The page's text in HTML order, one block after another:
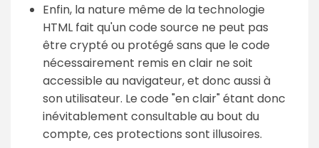
Enfin, la nature même de la technologie
HTML fait qu'un code source ne peut pas
être crypté ou protégé sans que le code
nécessairement remis en clair ne soit
accessible au navigateur, et donc aussi à
son utilisateur. Le code "en clair" étant donc
inévitablement consultable au bout du
compte, ces protections sont illusoires.